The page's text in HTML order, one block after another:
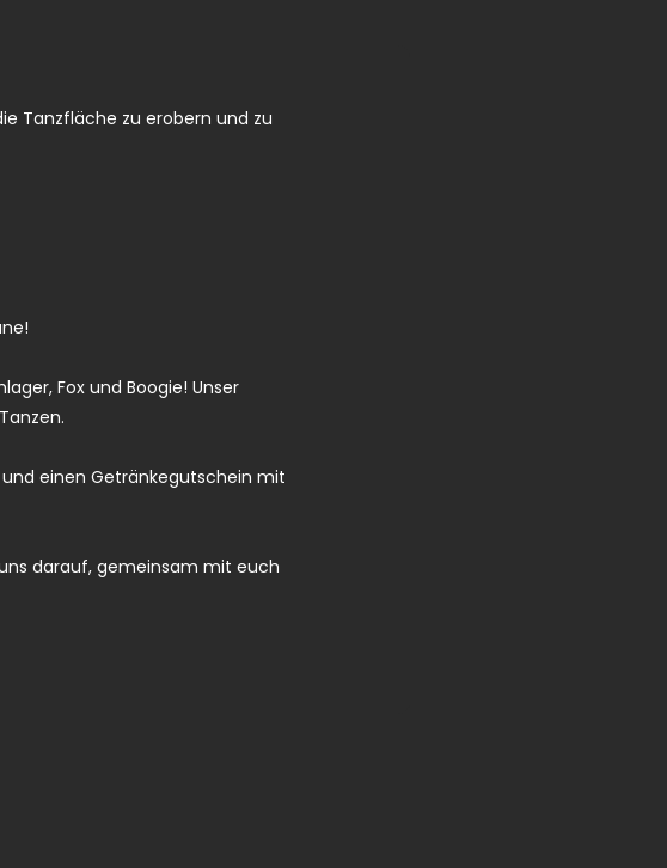
Tanzfläche zu erobern und zu
Fox und Boogie! Unser
einen Getränkegutschein mit
darauf, gemeinsam mit euch